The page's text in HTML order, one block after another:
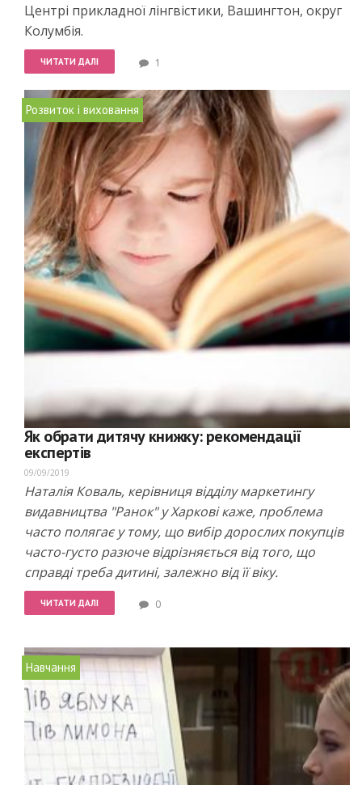
Центрі прикладної лінгвістики, Вашингтон, округ
Колумбія.
ЧИТАТИ ДАЛІ 1
Розвиток і виховання
Як обрати дитячу книжку: рекомендації
експертів
09/09/2019
Наталія Коваль, керівниця відділу маркетингу
видавництва "Ранок" у Харкові каже, проблема
часто полягає у тому, що вибір дорослих покупців
часто-густо разюче відрізняється від того, що
справді треба дитині, залежно від її віку.
ЧИТАТИ ДАЛІ 0
Навчання